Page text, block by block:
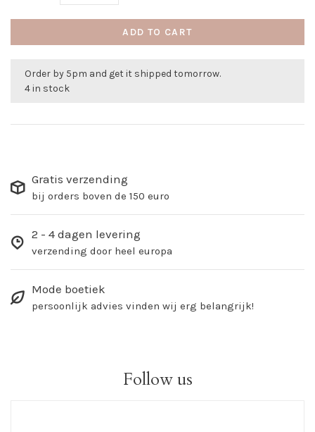
ADD TO CART
Order by 5pm and get it shipped tomorrow.
4 in stock
Gratis verzending
bij orders boven de 150 euro
2 - 4 dagen levering
verzending door heel europa
Mode boetiek
persoonlijk advies vinden wij erg belangrijk!
Follow us